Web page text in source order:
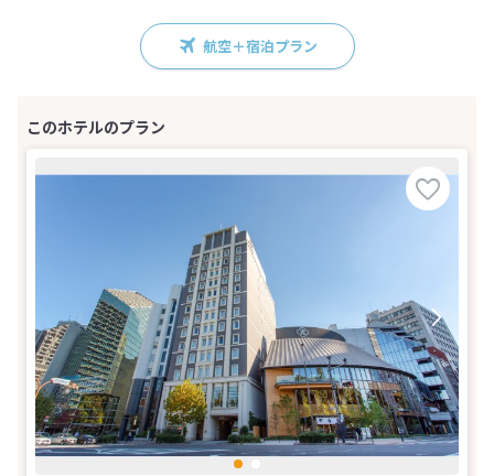
航空＋宿泊プラン